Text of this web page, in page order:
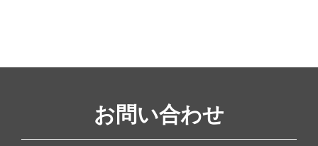
お問い合わせ